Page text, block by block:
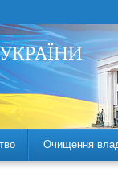
Очищення